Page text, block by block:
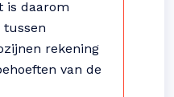
is daarom
tussen
rekening
van de